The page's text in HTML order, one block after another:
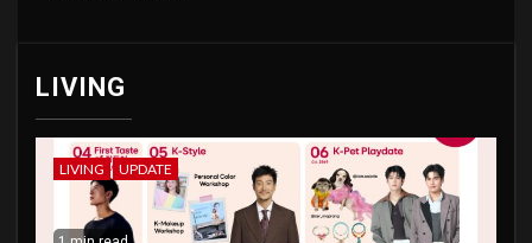
LIVING
LIVING UPDATE